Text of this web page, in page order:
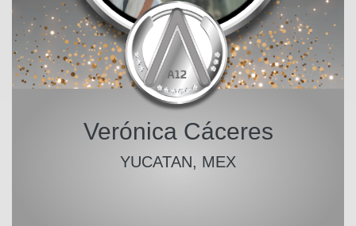
Verónica Cáceres
YUCATAN, MEX